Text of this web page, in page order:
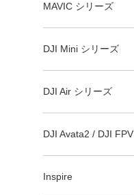
MAVIC シリーズ
DJI Mini シリーズ
DJI Air シリーズ
DJI Avata2 / DJI FPV
Inspire